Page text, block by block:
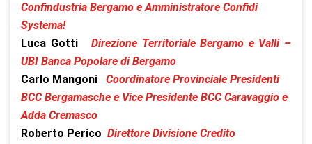
Confindustria Bergamo e Amministratore Confidi
Systema!
Luca Gotti
Direzione Territoriale Bergamo e Valli –
UBI Banca Popolare di Bergamo
Carlo Mangoni
Coordinatore Provinciale Presidenti
BCC Bergamasche e Vice Presidente BCC Caravaggio e
Adda Cremasco
Roberto Perico Direttore Divisione Credito